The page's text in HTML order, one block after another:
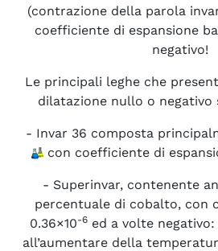
(contrazione della parola
coefficiente di espansione
negativo!
Le principali leghe che
dilatazione nullo o negativo
- Invar 36 composta
con coefficiente di
- Superinvar, contenente
percentuale di cobalto, con
0.36×10-6 ed a volte
all’aumentare della